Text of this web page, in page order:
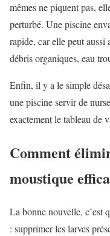
mêmes ne piquent pas,
perturbé. Une piscine
rapide, car elle peut aussi
débris organiques, eau
Enfin, il y a le simple
une piscine servir de
exactement le tableau de
Comment
moustique
La bonne nouvelle, c’est
: supprimer les larves